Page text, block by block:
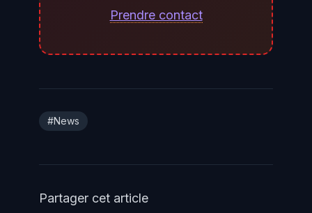
un LLM en mode adversarial sur le
meilleur proxy, en attendant la
commerciaux.
Prendre contact
#News
Partager cet article